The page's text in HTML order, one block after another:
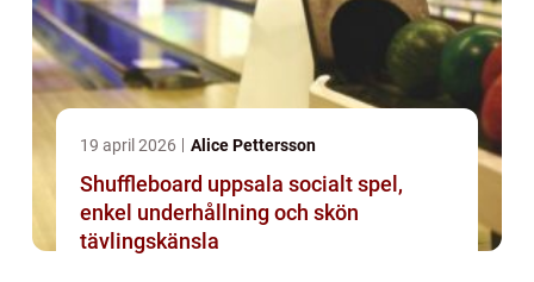
19 april 2026 Alice Pettersson
Shuffleboard uppsala socialt spel,
enkel underhållning och skön
tävlingskänsla